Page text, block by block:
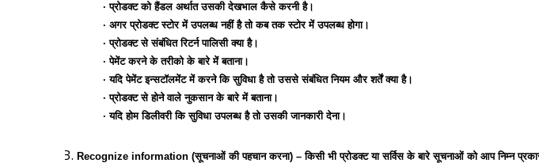
∙ प्रोडक्ट को हैंडल अर्थात उसकी देखभाल कैसे करनी है।
∙ अगर प्रोडक्ट स्टोर में उपलब्ध नहीं है तो कब तक स्टोर में उपलब्ध होगा।
∙ प्रोडक्ट से संबंधित रिटर्न पालिसी क्या है।
∙ पेमेंट करने के तरीको के बारे में बताना।
∙ यदि पेमेंट इन्सटॉलमेंट में करने कि सुविधा है तो उससे संबंधित नियम और शर्तें क्या है।
∙ प्रोडक्ट से होने वाले नुकसान के बारे में बताना।
∙ यदि होम डिलीवरी कि सुविधा उपलब्ध है तो उसकी जानकारी देना।
Recognize information (सूचनाओं की पहचान करना) – किसी भी प्रोडक्ट या सर्विस के बारे सूचनाओं को आप निम्न